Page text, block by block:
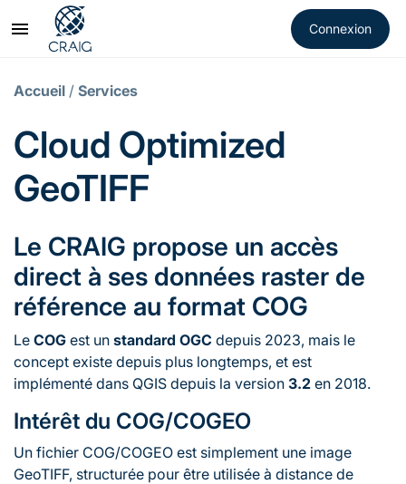
Accueil / Services
Cloud Optimized
GeoTIFF
Le CRAIG propose un accès
direct à ses données raster de
référence au format COG
Le COG est un standard OGC depuis 2023, mais le
concept existe depuis plus longtemps, et est
implémenté dans QGIS depuis la version 3.2 en 2018.
Intérêt du COG/COGEO
Un fichier COG/COGEO est simplement une image
GeoTIFF, structurée pour être utilisée à distance de